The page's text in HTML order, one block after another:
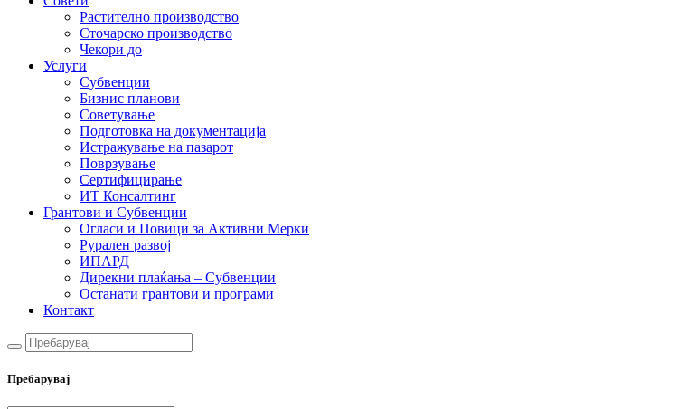
Растително производство
Сточарско производство
Чекори до
Услуги
Субвенции
Бизнис планови
Советување
Подготовка на документација
Истражување на пазарот
Поврзување
Сертифицирање
ИТ Консалтинг
Грантови и Субвенции
Огласи и Повици за Активни Мерки
Рурален развој
ИПАРД
Дирекни плаќања – Субвенции
Останати грантови и програми
Контакт
Пребарувај